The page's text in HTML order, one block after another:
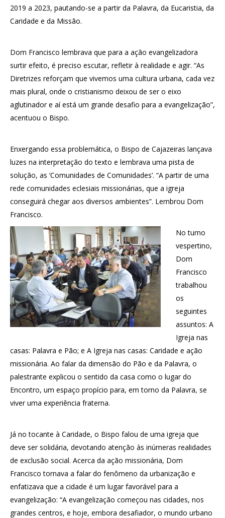
2019 a 2023, pautando-se a partir da Palavra, da Eucaristia, da
Caridade e da Missão.
Dom Francisco lembrava que para a ação evangelizadora
surtir efeito, é preciso escutar, refletir à realidade e agir. “As
Diretrizes reforçam que vivemos uma cultura urbana, cada vez
mais plural, onde o cristianismo deixou de ser o eixo
aglutinador e aí está um grande desafio para a evangelização”,
acentuou o Bispo.
Enxergando essa problemática, o Bispo de Cajazeiras lançava
luzes na interpretação do texto e lembrava uma pista de
solução, as ‘Comunidades de Comunidades’. “A partir de uma
rede comunidades eclesiais missionárias, que a igreja
conseguirá chegar aos diversos ambientes”. Lembrou Dom
Francisco.
No turno
vespertino,
Dom
Francisco
trabalhou
os
seguintes
assuntos: A
Igreja nas
casas: Palavra e Pão; e A Igreja nas casas: Caridade e ação
missionária. Ao falar da dimensão do Pão e da Palavra, o
palestrante explicou o sentido da casa como o lugar do
Encontro, um espaço propício para, em torno da Palavra, se
viver uma experiência fraterna.
Já no tocante à Caridade, o Bispo falou de uma igreja que
deve ser solidária, devotando atenção às inúmeras realidades
de exclusão social. Acerca da ação missionária, Dom
Francisco tornava a falar do fenômeno da urbanização e
enfatizava que a cidade é um lugar favorável para a
evangelização: “A evangelização começou nas cidades, nos
grandes centros, e hoje, embora desafiador, o mundo urbano